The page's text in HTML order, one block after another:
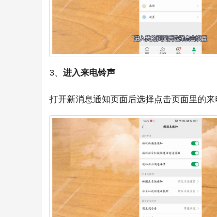
3、 进入来电铃声
打开新消息通知页面后选择点击页面里的